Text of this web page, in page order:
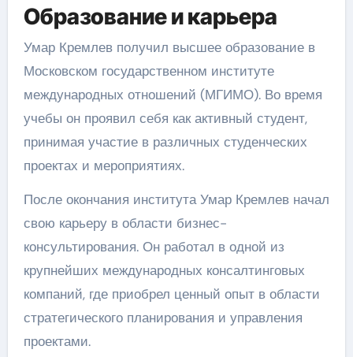
Образование и карьера
Умар Кремлев получил высшее образование в
Московском государственном институте
международных отношений (МГИМО). Во время
учебы он проявил себя как активный студент,
принимая участие в различных студенческих
проектах и мероприятиях.
После окончания института Умар Кремлев начал
свою карьеру в области бизнес-
консультирования. Он работал в одной из
крупнейших международных консалтинговых
компаний, где приобрел ценный опыт в области
стратегического планирования и управления
проектами.